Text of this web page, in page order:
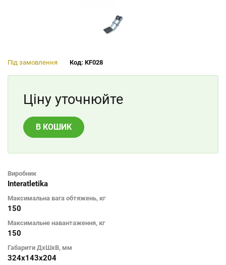
Під замовлення Код: KF028
Ціну уточнюйте
В КОШИК
Виробник
Interatletika
Максимальна вага обтяжень, кг
150
Максимальне навантаження, кг
150
Габарити ДхШхВ, мм
324х143х204